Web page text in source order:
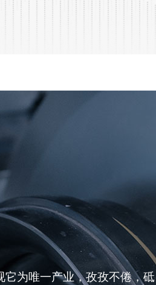
为唯一产业，孜孜不倦，砥